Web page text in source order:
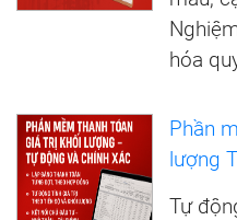
hóa
Phần
lượng
Tự